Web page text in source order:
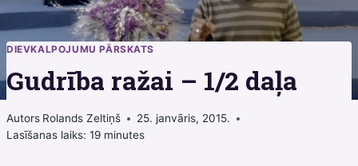
DIEVKALPOJUMU PĀRSKATS
Gudrība ražai – 1/2 daļa
Autors Rolands Zeltiņš
25. janvāris, 2015.
Lasīšanas laiks: 19 minutes